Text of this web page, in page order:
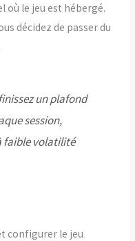
où le jeu est hébergé.
décidez de passer du
un plafond
session,
faible volatilité
configurer le jeu